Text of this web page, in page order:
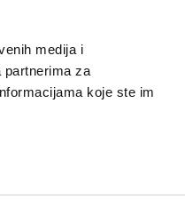
medija i
partnerima za
koje ste im